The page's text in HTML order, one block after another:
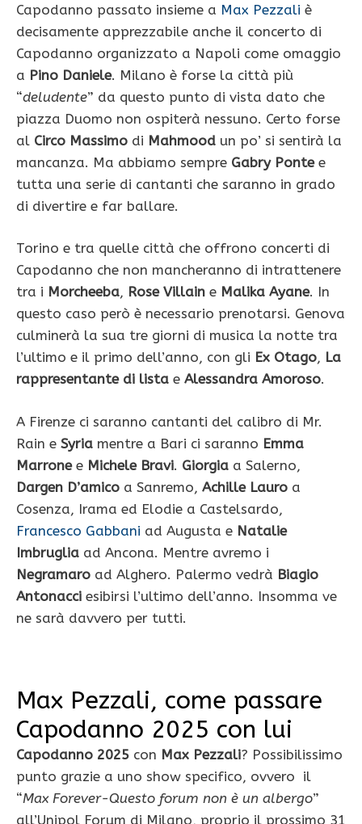
Capodanno passato insieme a Max Pezzali è
decisamente apprezzabile anche il concerto di
Capodanno organizzato a Napoli come omaggio
a Pino Daniele. Milano è forse la città più
“deludente” da questo punto di vista dato che
piazza Duomo non ospiterà nessuno. Certo forse
al Circo Massimo di Mahmood un po’ si sentirà la
mancanza. Ma abbiamo sempre Gabry Pontee
tutta una serie di cantanti che saranno in grado
di divertire e far ballare.
Torino e tra quelle città che offrono concerti di
Capodanno che non mancheranno di intrattenere
tra i Morcheeba, Rose Villain e Malika Ayane. In
questo caso però è necessario prenotarsi. Genova
culminerà la sua tre giorni di musica la notte tra
l’ultimo e il primo dell’anno, con gli Ex Otago, La
rappresentante di lista e Alessandra Amoroso.
A Firenze ci saranno cantanti del calibro di Mr.
Rain e Syria mentre a Bari ci saranno Emma
Marronee Michele Bravi. Giorgia a Salerno,
Dargen D’amico a Sanremo, Achille Lauro a
Cosenza, Irama ed Elodie a Castelsardo,
Francesco Gabbani ad Augusta e Natalie
Imbruglia ad Ancona. Mentre avremo i
Negramaro ad Alghero. Palermo vedrà Biagio
Antonacci esibirsi l’ultimo dell’anno. Insomma ve
ne sarà davvero per tutti.
Max Pezzali, come passare
Capodanno 2025 con lui
Capodanno 2025 con Max Pezzali? Possibilissimo
punto grazie a uno show specifico, ovvero il
“Max Forever-Questo forum non è un albergo”
all’Unipol Forum di Milano, proprio il prossimo 31